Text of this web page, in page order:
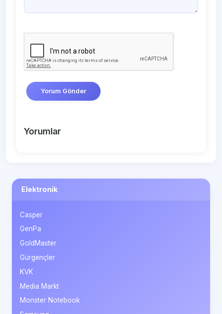
Yorum Gönder
Yorumlar
Elektronik
Casper
GenPa
GoldMaster
Gürgençler
KVK
Media Markt
Monster Notebook